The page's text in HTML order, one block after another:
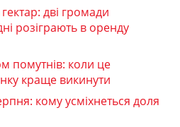
дві громади
розіграють в оренду
помутнів: коли це
краще викинути
кому усміхнеться доля